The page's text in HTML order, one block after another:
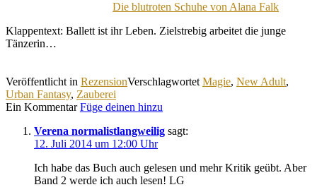
Die blutroten Schuhe von Alana Falk
Klappentext: Ballett ist ihr Leben. Zielstrebig arbeitet die junge
Tänzerin…
Veröffentlicht in RezensionVerschlagwortet Magie, New Adult,
Urban Fantasy, Zauberei
Ein KommentarFüge deinen hinzu
Verena normalistlangweilig sagt:
12. Juli 2014 um 12:00 Uhr
Ich habe das Buch auch gelesen und mehr Kritik geübt. Aber
Band 2 werde ich auch lesen! LG